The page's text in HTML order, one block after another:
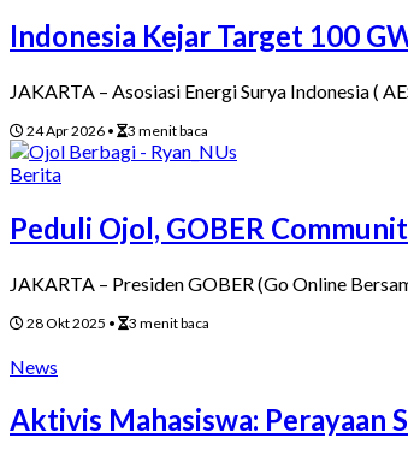
Indonesia Kejar Target 100
JAKARTA – Asosiasi Energi Surya Indonesia (
24 Apr 2026 • 3 menit baca
Berita
Peduli Ojol, GOBER
JAKARTA – Presiden GOBER (Go Online
28 Okt 2025 • 3 menit baca
News
Aktivis Mahasiswa: Perayaan